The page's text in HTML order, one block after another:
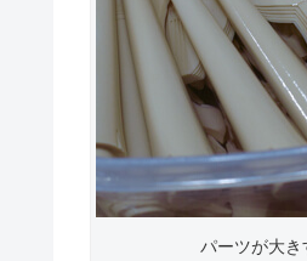
パーツが大